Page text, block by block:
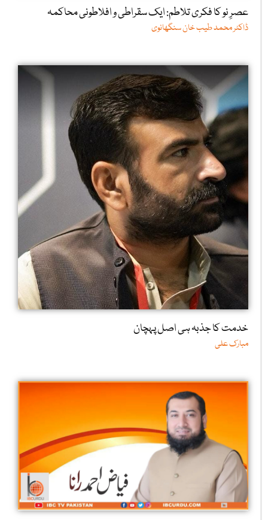
عصرِ نو کا فکری تلاطم: ایک سقراطی و افلاطونی محاکمہ
ڈاکٹر محمد طیب خان سنگھانوی
خدمت کا جذبہ ہی اصل پہچان
مبارک علی